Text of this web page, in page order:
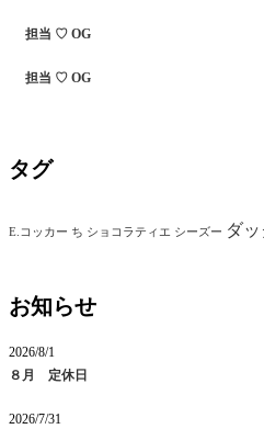
担当 ♡ OG
担当 ♡ OG
タグ
E.コッカー ち ショコラティエ シーズー ダ
お知らせ
2026/8/1
８月 定休日
2026/7/31